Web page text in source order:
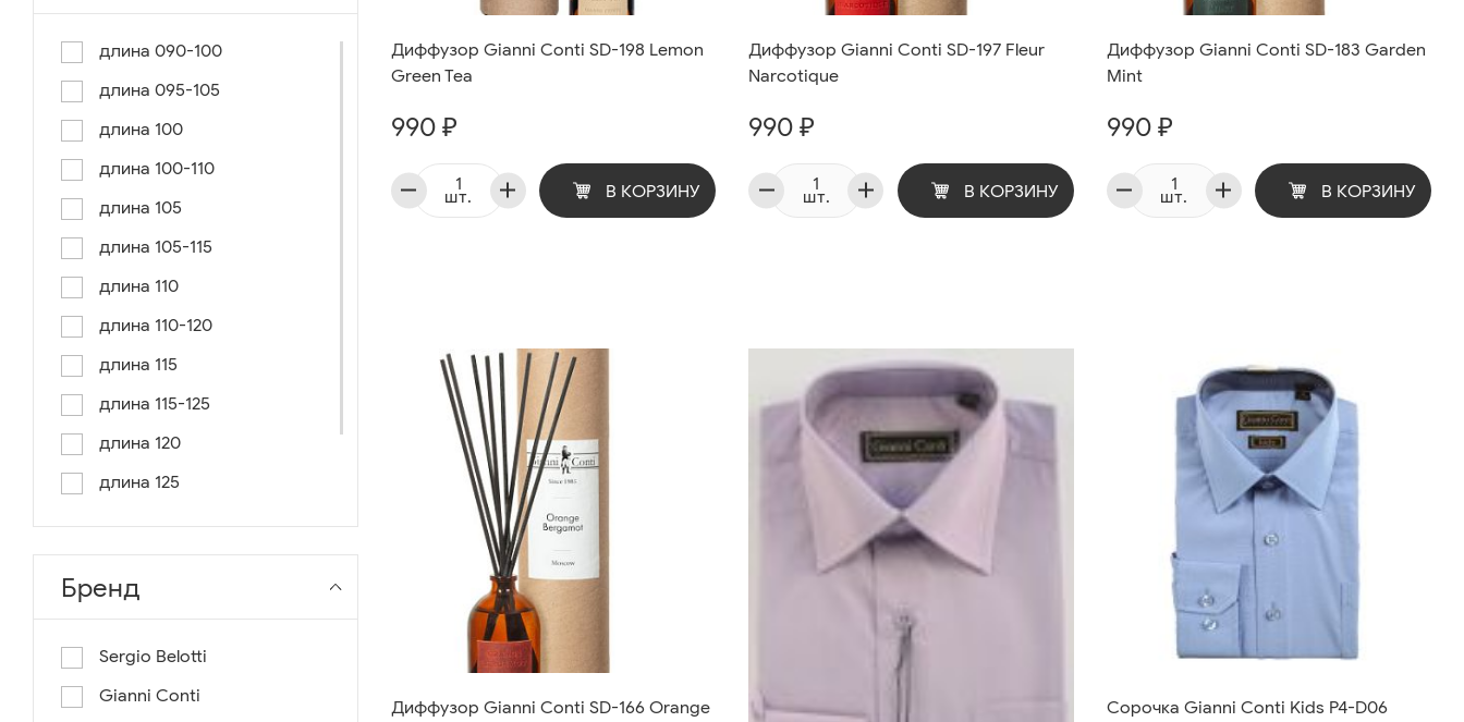
длина 090-100
длина 095-105
длина 100
длина 100-110
длина 105
длина 105-115
длина 110
длина 110-120
длина 115
длина 115-125
длина 120
длина 125
длина 130
длина 135
Бренд
Sergio Belotti
Gianni Conti
Диффузор Gianni Conti SD-198 Lemon
Green Tea
990 ₽
шт. В КОРЗИНУ
Диффузор Gianni Conti SD-197 Fleur
Narcotique
990 ₽
шт. В КОРЗИНУ
Диффузор Gianni Conti SD-183 Garden
Mint
990 ₽
шт. В КОРЗИНУ
Диффузор Gianni Conti SD-166 Orange
Сорочка Gianni Conti Kids P4-D06